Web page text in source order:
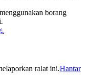
borang
ralat ini.Hantar